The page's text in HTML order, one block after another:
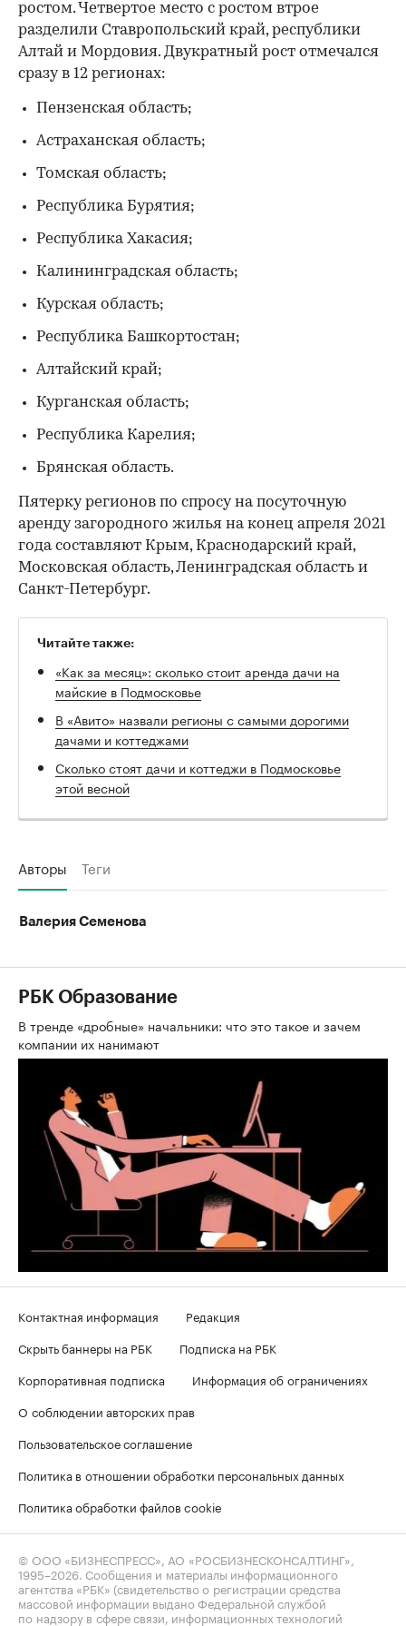
ростом. Четвертое место с ростом втрое
разделили Ставропольский край, республики
Алтай и Мордовия. Двукратный рост отмечался
сразу в 12 регионах:
Пензенская область;
Астраханская область;
Томская область;
Республика Бурятия;
Республика Хакасия;
Калининградская область;
Курская область;
Республика Башкортостан;
Алтайский край;
Курганская область;
Республика Карелия;
Брянская область.
Пятерку регионов по спросу на посуточную
аренду загородного жилья на конец апреля 2021
года составляют Крым, Краснодарский край,
Московская область, Ленинградская область и
Санкт-Петербург.
Читайте также:
«Как за месяц»: сколько стоит аренда дачи на
майские в Подмосковье
В «Авито» назвали регионы с самыми дорогими
дачами и коттеджами
Сколько стоят дачи и коттеджи в Подмосковье
этой весной
Авторы Теги
Валерия Семенова
РБК Образование
В тренде «дробные» начальники: что это такое и зачем
компании их нанимают
Контактная информация
Редакция
Скрыть баннеры на РБК
Подписка на РБК
Корпоративная подписка
Информация об ограничениях
О соблюдении авторских прав
Пользовательское соглашение
Политика в отношении обработки персональных данных
Политика обработки файлов cookie
© ООО «БИЗНЕСПРЕСС», АО «РОСБИЗНЕСКОНСАЛТИНГ»,
1995–2026 . Сообщения и материалы информационного
агентства «РБК» (свидетельство о регистрации средства
массовой информации выдано Федеральной службой
по надзору в сфере связи, информационных технологий